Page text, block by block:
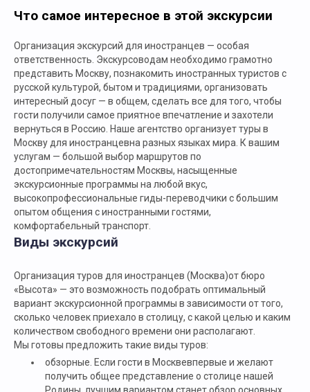
Что самое интересное в этой экскурсии
Организация экскурсий для иностранцев — особая
ответственность. Экскурсоводам необходимо грамотно
представить Москву, познакомить иностранных туристов с
русской культурой, бытом и традициями, организовать
интересный досуг — в общем, сделать все для того, чтобы
гости получили самое приятное впечатление и захотели
вернуться в Россию. Наше агентство организует туры в
Москву для иностранцевна разных языках мира. К вашим
услугам — большой выбор маршрутов по
достопримечательностям Москвы, насыщенные
экскурсионные программы на любой вкус,
высокопрофессиональные гиды-переводчики с большим
опытом общения с иностранными гостями,
комфортабельный транспорт.
Виды экскурсий
Организация туров для иностранцев (Москва)от бюро
«Высота» — это возможность подобрать оптимальный
вариант экскурсионной программы в зависимости от того,
сколько человек приехало в столицу, с какой целью и каким
количеством свободного времени они располагают.
Мы готовы предложить такие виды туров:
обзорные. Если гости в Москвевпервые и желают
получить общее представление о столице нашей